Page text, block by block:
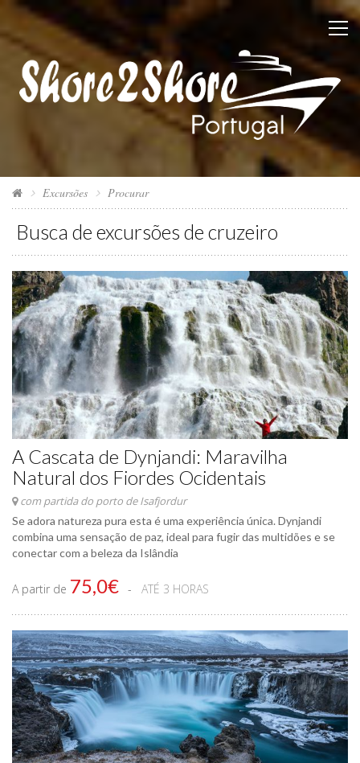
Excursões Procurar
Busca de excursões de cruzeiro
A Cascata de Dynjandi: Maravilha
Natural dos Fiordes Ocidentais
com partida do porto de Isafjordur
Se adora natureza pura esta é uma experiência única. Dynjandi
combina uma sensação de paz, ideal para fugir das multidões e se
conectar com a beleza da Islândia
A partir de 75,0€ ATÉ 3 HORAS